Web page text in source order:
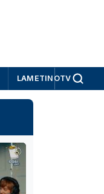
LAMETINOTV